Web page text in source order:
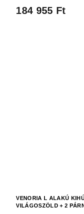
184 955 Ft
VENORIA L ALAKÚ
VILÁGOSZÖLD + 2